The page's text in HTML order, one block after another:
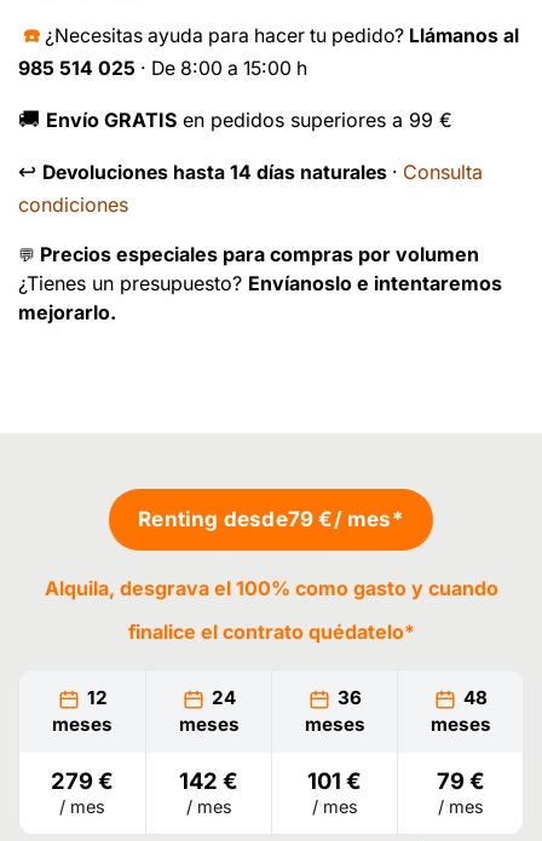
☎️ ¿Necesitas ayuda para hacer tu pedido? Llámanos al
985 514 025 · De 8:00 a 15:00 h
🚚 Envío GRATIS en pedidos superiores a 99 €
↩️ Devoluciones hasta 14 días naturales · Consulta
condiciones
💬 Precios especiales para compras por volumen
¿Tienes un presupuesto? Envíanoslo e intentaremos
mejorarlo.
Renting desde79 €/ mes*
Alquila, desgrava el 100% como gasto y cuando
finalice el contrato quédatelo*
12
meses
24
meses
36
meses
48
meses
279 €
/ mes
142 €
/ mes
101 €
/ mes
79 €
/ mes